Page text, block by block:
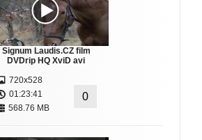
Signum Laudis.CZ film
DVDrip HQ XviD avi
720x528
01:23:41
568.76 MB
0